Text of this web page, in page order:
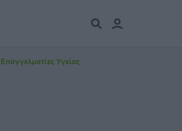
Επαγγελματίες Υγείας